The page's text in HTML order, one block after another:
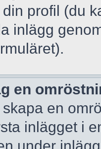
profil (du
inlägg
en
en
inlägget i